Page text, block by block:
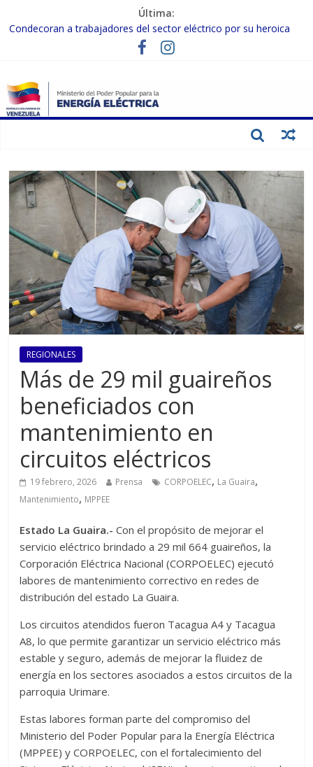
Última:
Condecoran a trabajadores del sector eléctrico por su heroica
labor tras el doble sismo del 24-J
Gobierno Nacional coordina acciones con el sector privado para
Inspeccionan trabajos de rehabilitación en instalaciones del SEN
en Carabobo
Gobierno Nacional activa plan preventivo para fortalecer el SEN
REGIONALES
Más de 29 mil guaireños
beneficiados con
mantenimiento en
circuitos eléctricos
19 febrero, 2026 Prensa CORPOELEC, La Guaira,
Mantenimiento, MPPEE
Estado La Guaira.-Con el propósito de mejorar el
servicio eléctrico brindado a 29 mil 664 guaireños, la
Corporación Eléctrica Nacional (CORPOELEC) ejecutó
labores de mantenimiento correctivo en redes de
distribución del estado La Guaira.
Los circuitos atendidos fueron Tacagua A4 y Tacagua
A8, lo que permite garantizar un servicio eléctrico más
estable y seguro, además de mejorar la fluidez de
energía en los sectores asociados a estos circuitos de la
parroquia Urimare.
Estas labores forman parte del compromiso del
Ministerio del Poder Popular para la Energía Eléctrica
(MPPEE) y CORPOELEC, con el fortalecimiento del